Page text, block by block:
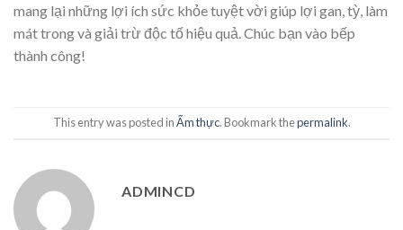
mang lại những lợi ích sức khỏe tuyệt vời giúp lợi gan, tỳ, làm
mát trong và giải trừ độc tố hiệu quả. Chúc bạn vào bếp
thành công!
This entry was posted inẨm thực. Bookmark thepermalink.
ADMINCD